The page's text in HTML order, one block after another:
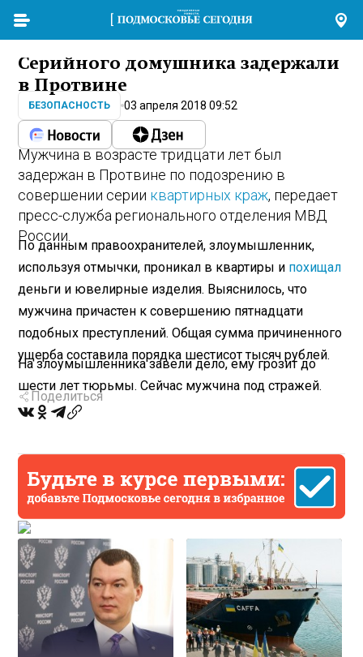
Серийного домушника задержали
в Протвине
БЕЗОПАСНОСТЬ 03 апреля 2018 09:52
Мужчина в возрасте тридцати лет был
задержан в Протвине по подозрению в
совершении серии квартирных краж, передает
пресс-служба регионального отделения МВД
России.
По данным правоохранителей, злоумышленник,
используя отмычки, проникал в квартиры и похищал
деньги и ювелирные изделия. Выяснилось, что
мужчина причастен к совершению пятнадцати
подобных преступлений. Общая сумма причиненного
ущерба составила порядка шестисот тысяч рублей.
На злоумышленника завели дело, ему грозит до
шести лет тюрьмы. Сейчас мужчина под стражей.
Поделиться